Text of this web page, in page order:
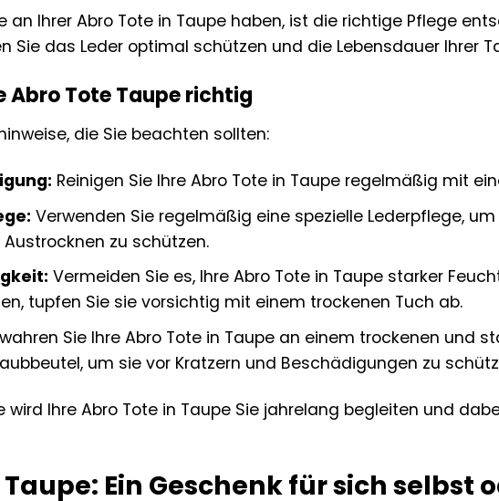
an Ihrer Abro Tote in Taupe haben, ist die richtige Pflege
Sie das Leder optimal schützen und die Lebensdauer Ihrer
Abro Tote Taupe richtig
die Sie beachten sollten:
Reinigen Sie Ihre Abro Tote in Taupe regelmäßig mit
Verwenden Sie regelmäßig eine spezielle Lederpflege,
zu schützen.
Vermeiden Sie es, Ihre Abro Tote in Taupe starker
tupfen Sie sie vorsichtig mit einem trockenen Tuch ab.
Sie Ihre Abro Tote in Taupe an einem trockenen und
um sie vor Kratzern und Beschädigungen zu
wird Ihre Abro Tote in Taupe Sie jahrelang begleiten und
Ein Geschenk für sich selbst